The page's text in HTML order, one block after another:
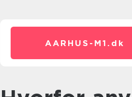
AARHUS-M1. dk